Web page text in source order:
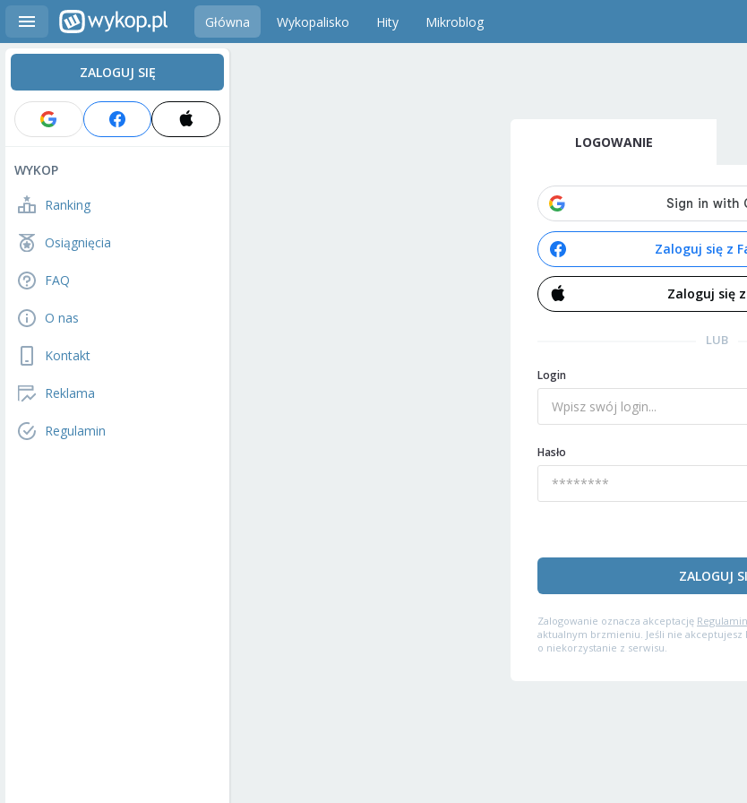
Główna Wykopalisko Hity Mikroblog
ZALOGUJ SIĘ
WYKOP
Ranking
Osiągnięcia
FAQ
O nas
Kontakt
Reklama
Regulamin
LOGOWANIE
Zaloguj się z
Zaloguj się
LUB
Login
Hasło
ZALOGUJ
Zalogowanie oznacza akceptację
aktualnym brzmieniu. Jeśli nie akceptujesz
o niekorzystanie z serwisu.